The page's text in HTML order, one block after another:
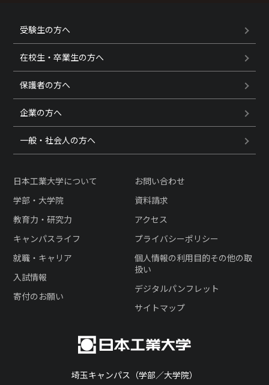
受験生の方へ
在校生・卒業生の方へ
保護者の方へ
企業の方へ
一般・社会人の方へ
埼玉キャンパス（学部／大学院）
日本工業大学について
学部・大学院
教育力・研究力
キャンパスライフ
就職・キャリア
入試情報
寄付のお願い
お問い合わせ
資料請求
アクセス
プライバシーポリシー
個人情報の利用目的その他の取
扱い
デジタルパンフレット
サイトマップ